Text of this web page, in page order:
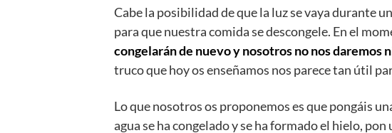
Cabe la posibilidad de que la luz se vaya durante
para que nuestra comida se descongele. En el
congelarán de nuevo y nosotros no nos daremos
truco que hoy os enseñamos nos parece tan útil
Lo que nosotros os proponemos es que pongáis
agua se ha congelado y se ha formado el hielo, pon